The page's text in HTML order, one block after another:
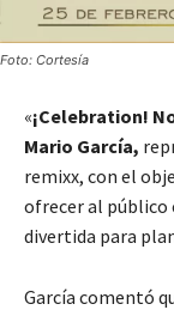
Foto: Cortesía
«¡Celebration!
Mario García,
remixx, con el
ofrecer al público
divertida para
García comentó